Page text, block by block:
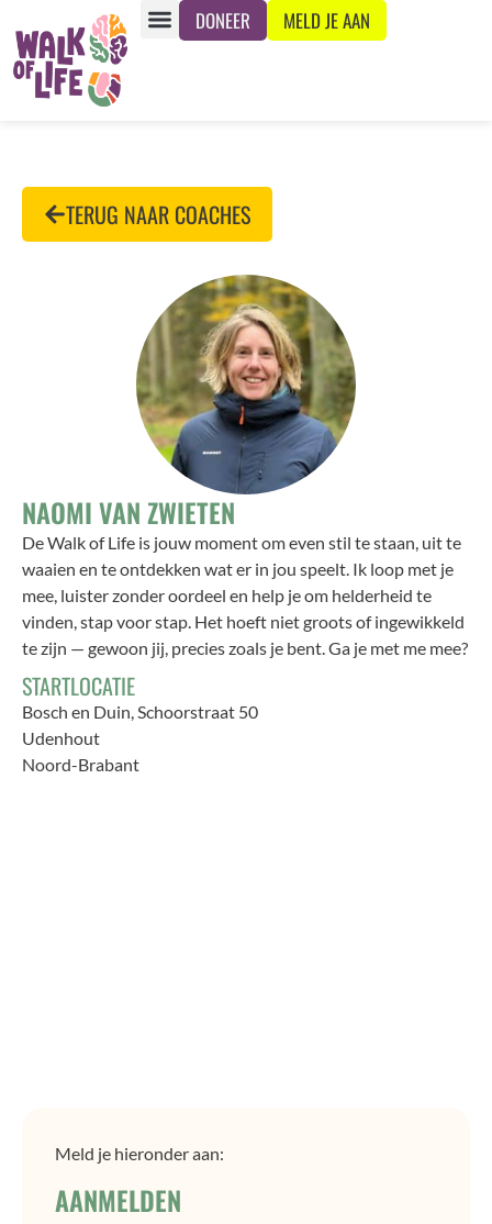
DONEER MELD JE AAN
TERUG NAAR COACHES
Meld je hieronder aan:
AANMELDEN
NAOMI VAN ZWIETEN
De Walk of Life is jouw moment om even stil te staan, uit te
waaien en te ontdekken wat er in jou speelt. Ik loop met je
mee, luister zonder oordeel en help je om helderheid te
vinden, stap voor stap. Het hoeft niet groots of ingewikkeld
te zijn — gewoon jij, precies zoals je bent. Ga je met me mee?
STARTLOCATIE
Bosch en Duin, Schoorstraat 50
Udenhout
Noord-Brabant